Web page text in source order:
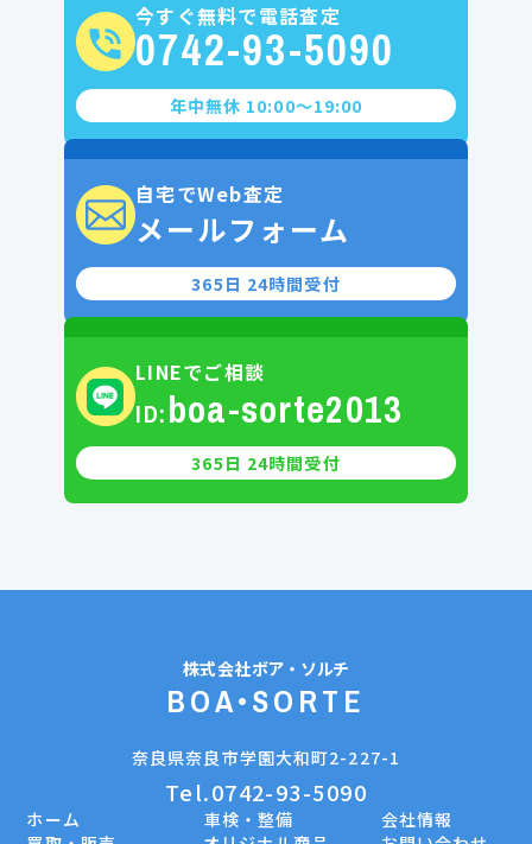
今すぐ無料で電話査定
0742-93-5090
年中無休 10:00〜19:00
自宅でWeb査定
メールフォーム
365日 24時間受付
LINEでご相談
ID:boa-sorte2013
365日 24時間受付
株式会社ボア・ソルチ
BOA•SORTE
奈良県奈良市学園大和町2-227-1
Tel.0742-93-5090
ホーム 車検・整備
会社情報